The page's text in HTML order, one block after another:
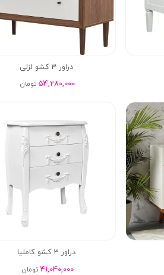
دراور 3 کشو لزلی
54,280,000 تومان
دراور 3 کشو کاملیا
41,040,000 تومان